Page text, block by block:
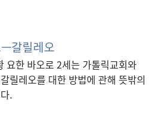
갈릴레오
요한 바오로 2세는 가톨릭교회와
릴레오를 대한 방법에 관해 뜻밖의
.